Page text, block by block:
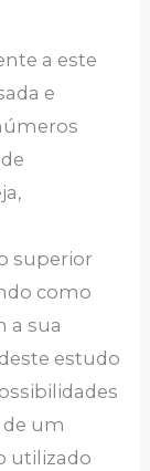
a este
e
superior
como
a sua
estudo
de um
utilizado